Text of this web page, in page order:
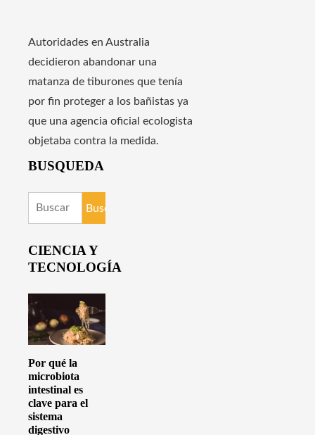
Autoridades en Australia
decidieron abandonar una
matanza de tiburones que tenía
por fin proteger a los bañistas ya
que una agencia oficial ecologista
objetaba contra la medida.
BUSQUEDA
Buscar:
CIENCIA Y
TECNOLOGÍA
Por qué la
microbiota
intestinal es
clave para el
sistema
digestivo